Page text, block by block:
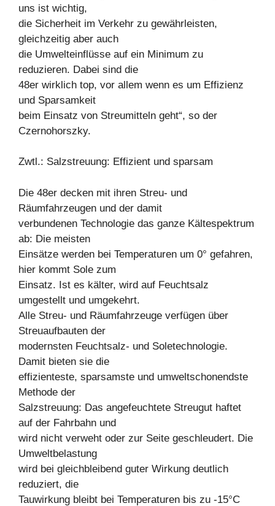
uns ist wichtig,
die Sicherheit im Verkehr zu gewährleisten,
gleichzeitig aber auch
die Umwelteinflüsse auf ein Minimum zu
reduzieren. Dabei sind die
48er wirklich top, vor allem wenn es um Effizienz
und Sparsamkeit
beim Einsatz von Streumitteln geht“, so der
Czernohorszky.
Zwtl.: Salzstreuung: Effizient und sparsam
Die 48er decken mit ihren Streu- und
Räumfahrzeugen und der damit
verbundenen Technologie das ganze Kältespektrum
ab: Die meisten
Einsätze werden bei Temperaturen um 0° gefahren,
hier kommt Sole zum
Einsatz. Ist es kälter, wird auf Feuchtsalz
umgestellt und umgekehrt.
Alle Streu- und Räumfahrzeuge verfügen über
Streuaufbauten der
modernsten Feuchtsalz- und Soletechnologie.
Damit bieten sie die
effizienteste, sparsamste und umweltschonendste
Methode der
Salzstreuung: Das angefeuchtete Streugut haftet
auf der Fahrbahn und
wird nicht verweht oder zur Seite geschleudert. Die
Umweltbelastung
wird bei gleichbleibend guter Wirkung deutlich
reduziert, die
Tauwirkung bleibt bei Temperaturen bis zu -15°C